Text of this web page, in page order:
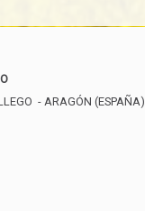
- ARAGÓN (ESPAÑA)